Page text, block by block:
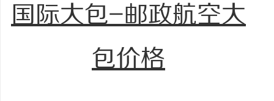
国际大包-邮政航空大
包价格